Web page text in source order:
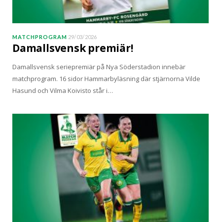
MATCHPROGRAM 29/03/2026
Damallsvensk premiär!
Damallsvensk seriepremiär på Nya Söderstadion innebär
matchprogram. 16 sidor Hammarbyläsning där stjärnorna Vilde
Hasund och Vilma Koivisto står i…